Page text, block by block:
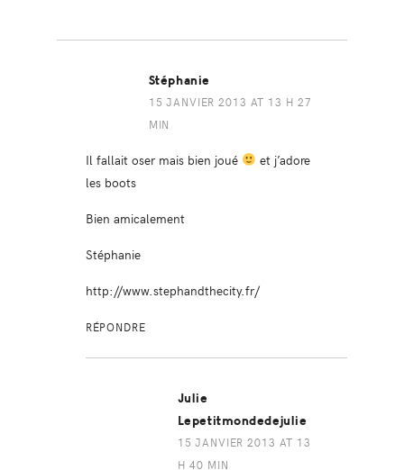
Stéphanie
15 JANVIER 2013 AT 13 H 27
MIN
Il fallait oser mais bien joué
et j’adore
les boots
Bien amicalement
Stéphanie
http://www.stephandthecity.fr/
RÉPONDRE
Julie
Lepetitmondedejulie
15 JANVIER 2013 AT 13
H 40 MIN